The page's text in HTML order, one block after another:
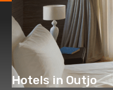
Hotels in Outjo